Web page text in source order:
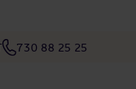
730 88 25 25